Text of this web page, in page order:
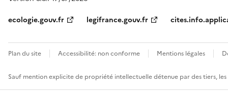
ecologie.gouv.fr
legifrance.gouv.fr
Plan du site Accessibilité: non conforme Mentions légales
Sauf mention explicite de propriété intellectuelle détenue par des tiers,